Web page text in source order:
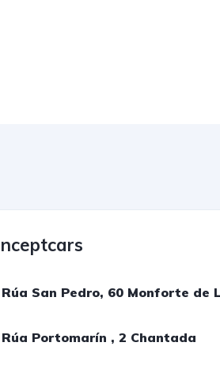
Rúa San Pedro, 60 Monforte de
Rúa Portomarín , 2 Chantada